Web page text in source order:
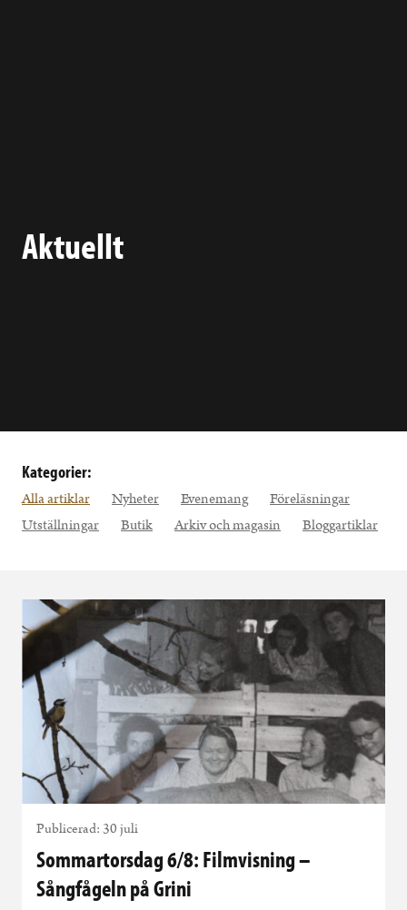
Aktuellt
Kategorier:
Alla artiklar Nyheter Evenemang
Föreläsningar
Utställningar
Butik Arkiv och magasin Bloggartiklar
Publicerad: 30 juli
Sommartorsdag 6/8: Filmvisning –
Sångfågeln på Grini